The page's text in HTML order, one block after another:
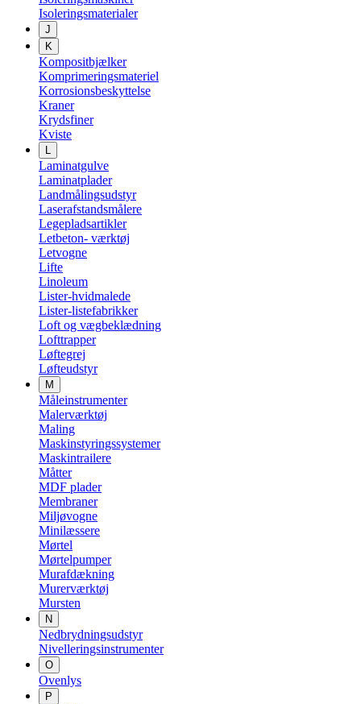
Isoleringsmaterialer
J
K
Kompositbjælker
Komprimeringsmateriel
Korrosionsbeskyttelse
Kraner
Krydsfiner
Kviste
L
Laminatgulve
Laminatplader
Landmålingsudstyr
Laserafstandsmålere
Legepladsartikler
Letbeton- værktøj
Letvogne
Lifte
Linoleum
Lister-hvidmalede
Lister-listefabrikker
Loft og vægbeklædning
Lofttrapper
Løftegrej
Løfteudstyr
M
Måleinstrumenter
Malerværktøj
Maling
Maskinstyringssystemer
Maskintrailere
Måtter
MDF plader
Membraner
Miljøvogne
Minilæssere
Mørtel
Mørtelpumper
Murafdækning
Murerværktøj
Mursten
N
Nedbrydningsudstyr
Nivelleringsinstrumenter
O
Ovenlys
P